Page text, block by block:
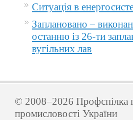
Ситуація в
Заплановано –
останню із 26-ти
вугільних лав
© 2008–2026 Профспілка
промисловості України